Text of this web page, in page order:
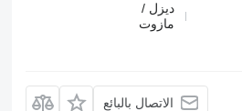
ديزل /
مازوت
الاتصال بالبائع